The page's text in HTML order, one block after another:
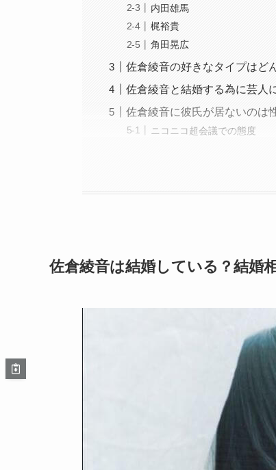
内田雄馬
梶裕貴
角田晃広
佐倉綾音の好きなタイプはど
佐倉綾音と結婚する為に芸人
佐倉綾音に彼氏が居ないのは
ニコニコ超会議での態度
佐倉綾音は結婚している？結婚